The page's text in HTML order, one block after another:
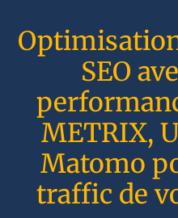
SEO
METRIX,
Matomo
traffic de